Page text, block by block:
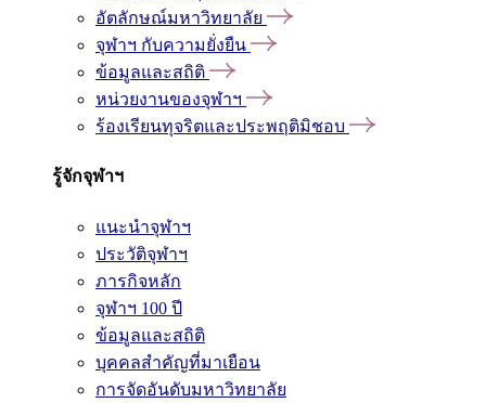
อัตลักษณ์มหาวิทยาลัย
จุฬาฯ กับความยั่งยืน
ข้อมูลและสถิติ
หน่วยงานของจุฬาฯ
ร้องเรียนทุจริตและประพฤติมิชอบ
รู้จักจุฬาฯ
แนะนำจุฬาฯ
ประวัติจุฬาฯ
ภารกิจหลัก
จุฬาฯ 100 ปี
ข้อมูลและสถิติ
บุคคลสำคัญที่มาเยือน
การจัดอันดับมหาวิทยาลัย